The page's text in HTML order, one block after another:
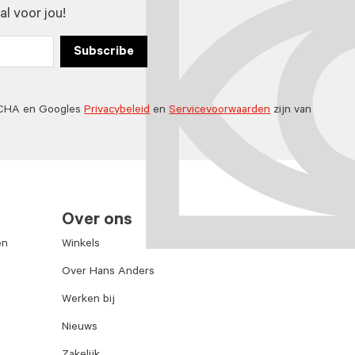
voor jou!
Subscribe
en GooglesPrivacybeleidenServicevoorwaardenzijn van
Over ons
Winkels
Over Hans Anders
Werken bij
Nieuws